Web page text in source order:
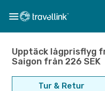
Upptäck lågprisflyg
Saigon från 226 SEK
Tur & Retur